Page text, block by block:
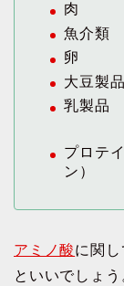
肉
魚介類
卵
大豆製品
乳製品
プロテ
ン）
アミノ酸に関し
といいでしょう